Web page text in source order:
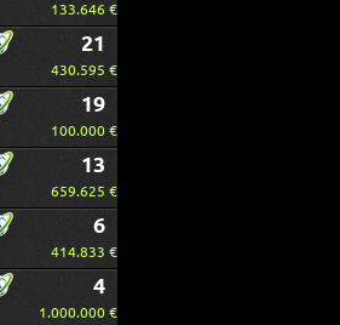
133.646 €
21
430.595 €
19
100.000 €
13
659.625 €
6
414.833 €
4
1.000.000 €